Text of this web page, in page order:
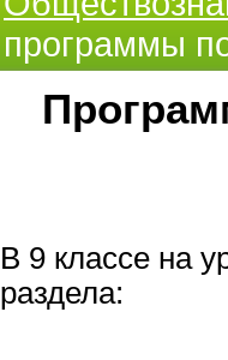
бесплатно.
Оставьте
позвоните
Или найдите
нашей базе
используя
программы
В 9 классе на
раздела: